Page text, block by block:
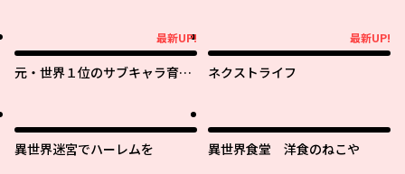
最新UP!
元・世界１位のサブキャラ育成
最新UP!
ネクストライフ
異世界迷宮でハーレムを 異世界食堂 洋食のねこや